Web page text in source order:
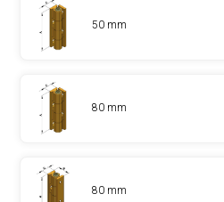
50 mm
80 mm
80 mm